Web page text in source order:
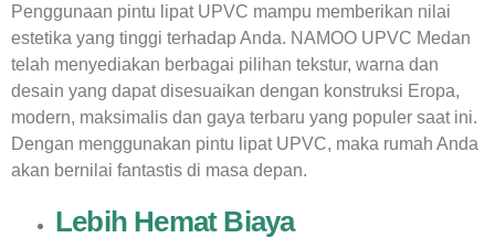
Penggunaan pintu lipat UPVC mampu memberikan nilai
estetika yang tinggi terhadap Anda. NAMOO UPVC Medan
telah menyediakan berbagai pilihan tekstur, warna dan
desain yang dapat disesuaikan dengan konstruksi Eropa,
modern, maksimalis dan gaya terbaru yang populer saat ini.
Dengan menggunakan pintu lipat UPVC, maka rumah Anda
akan bernilai fantastis di masa depan.
Lebih Hemat Biaya